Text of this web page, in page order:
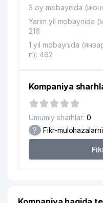
3 oy mobaynida
Yarim yil mobaynida
216
1 yil mobaynida
г.): 462
Kompaniya
Umumiy sharhlar: 0
? Fikr-